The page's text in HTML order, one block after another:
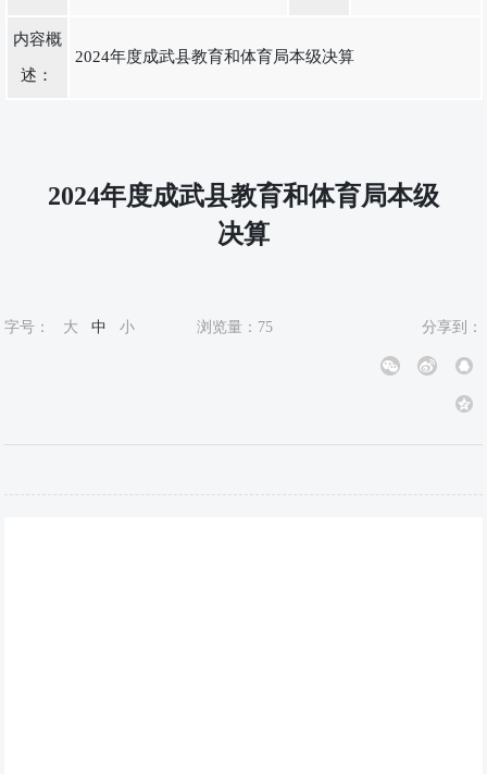
内容概
述：
2024年度成武县教育和体育局本级决算
2024年度成武县教育和体育局本级
决算
字号： 大 中 小 浏览量： 75 分享到：